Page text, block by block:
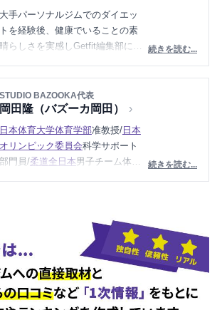
大手パーソナルジムでのダイエッ
トを経験後、健康でいることの素
晴らしさを実感しGetfit編集部に。
きっかけが作れるように、
フィットネスの情報を日々お届け
します！
好きなトレーニングは、ラットプ
ルダウン。
続きを読む...
STUDIO BAZOOKA代表
岡田隆（バズーカ岡田）
日本体育大学体育学部准教授/日本
オリンピック委員会科学サポート
部門員/柔道全日本男子チーム体力
STUDIO BAZOO
トップアスリートから一般の方ま
身体作りの指導をしつつ、自身
ボディビルの選手であり日本選
権大会には2016年、2017年に連
続きを読む...